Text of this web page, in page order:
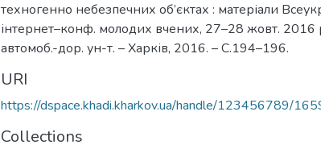
техногенно небезпечних об’єктах : матеріали
інтернет–конф. молодих вчених, 27–28 жовт. 2016
автомоб.-дор. ун-т. – Харків, 2016. – С.194–196.
URI
https://dspace.khadi.kharkov.ua/handle/123456789/
Collections